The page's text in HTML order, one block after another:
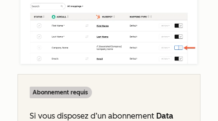
Abonnement requis
Si vous disposez d’un abonnement Data